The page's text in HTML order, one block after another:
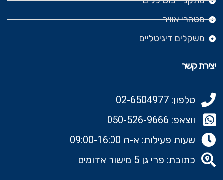
מטהרי אוויר
משקלים דיגיטליים
יצירת קשר
טלפון: 02-6504977
ווצאפ: 050-526-9666‬
שעות פעילות: א-ה 09:00-16:00
כתובת: פרי גן 5 מישור אדומים